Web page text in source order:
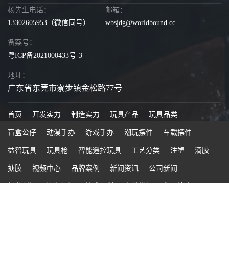
杨先生电话：
13302605953 （微信同号）
邮箱：
wbsjdg@worldbound.cc
备案号：
粤ICP备2021000433号-3
地址：
广东省东莞市寮步镇金松路77号
首页 开发实力 制造实力 玩具产品
玩具品类
盲盒公仔
动漫手办 游戏手办 潮玩摆件
车载摆件
益智玩具
玩具枪 智能遥控玩具 工艺分类 注塑
滴胶
搪胶
视频中心 品牌案例 新闻资讯
公司新闻
行业新闻
注塑知识 技术百科 走进世邦
集团简介